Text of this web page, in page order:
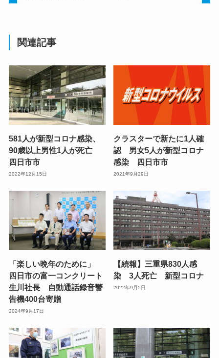
関連記事
581人が新型コロナ感染、
90歳以上男性1人が死亡
四日市市
2022年12月15日
クラスターで新たに1人確
認 男女5人が新型コロナ
感染 四日市市
2021年9月29日
「楽しい晩年のために」
四日市の富一コンクリート
生川社長 自動通話録音警
告機400台寄贈
2024年9月17日
【続報】三重県830人感
染 3人死亡 新型コロナ
2022年9月5日